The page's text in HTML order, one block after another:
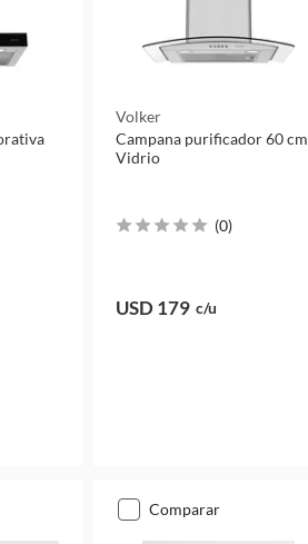
Volker
Campana purificador 60 cm
Vidrio
(0)
USD 179 c/u
comparar